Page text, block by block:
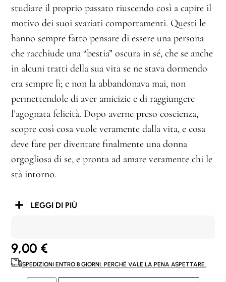
studiare il proprio passato riuscendo così a capire il
motivo dei suoi svariati comportamenti. Questi le
hanno sempre fatto pensare di essere una persona
che racchiude una “bestia” oscura in sé, che se anche
in alcuni tratti della sua vita se ne stava dormendo
era sempre lì; e non la abbandonava mai, non
permettendole di aver amicizie e di raggiungere
l’agognata felicità. Dopo averne preso coscienza,
scopre così cosa vuole veramente dalla vita, e cosa
deve fare per diventare finalmente una donna
orgogliosa di se, e pronta ad amare veramente chi le
stà intorno.
LEGGI DI PIÙ
9,00 €
SPEDIZIONI ENTRO 8 GIORNI. PERCHÉ VALE LA PENA ASPETTARE.